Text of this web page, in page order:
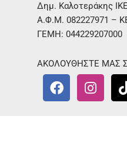
Δημ. Καλοτεράκης
Α.Φ.Μ. 082227971 –
ΓΕΜΗ: 044229207000
ΑΚΟΛΟΥΘΗΣΤΕ ΜΑΣ
F
a
I
n
i